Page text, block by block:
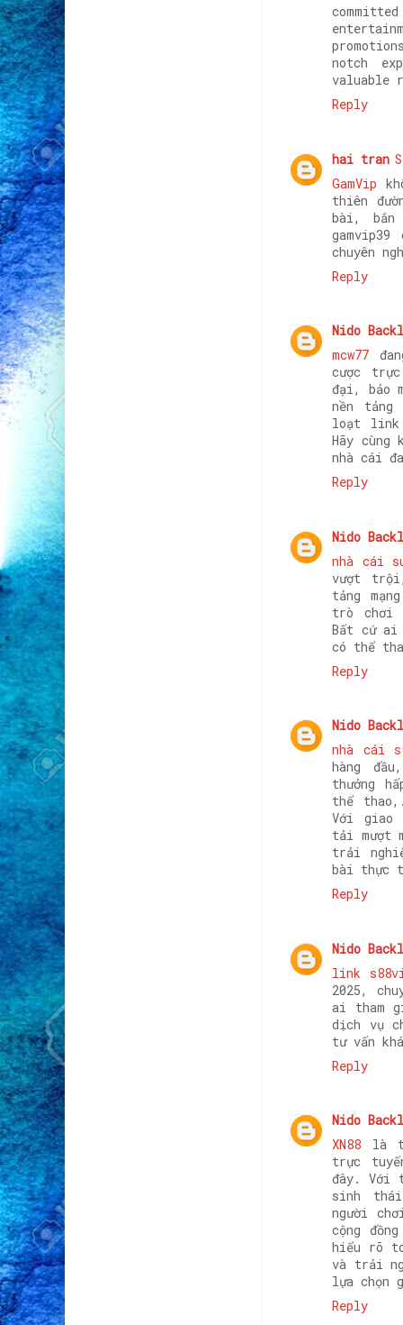
notch
valuable
Reply
hai tran
GamVip
thiên
bài,
chuyên
Reply
Nido
mcw77
cược
đại, bảo
nền
loạt link
Hãy cùng
nhà cái
Reply
Nido
nhà cái
vượt
tảng
trò chơi
Bất cứ ai
có thể
Reply
Nido
nhà cái
hàng
thưởng
thể
Với giao
tải mượt
trải
bài thực
Reply
Nido
link
2025,
ai tham
dịch vụ
tư vấn
Reply
Nido
XN88 là
trực
đây. Với
sinh
người
cộng
hiểu rõ
và trải
lựa
Reply